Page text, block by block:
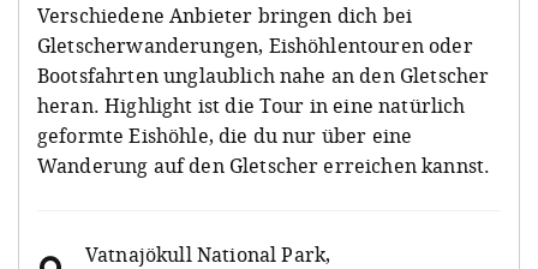
Verschiedene Anbieter bringen dich bei
Gletscherwanderungen, Eishöhlentouren oder
Bootsfahrten unglaublich nahe an den Gletscher
heran. Highlight ist die Tour in eine natürlich
geformte Eishöhle, die du nur über eine
Wanderung auf den Gletscher erreichen kannst.
Vatnajökull National Park,